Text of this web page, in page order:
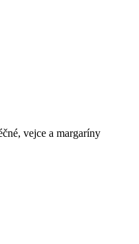
vejce a margaríny